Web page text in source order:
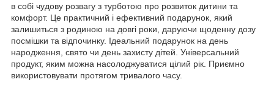
в собі чудову розвагу з турботою про розвиток дитини та
комфорт. Це практичний і ефективний подарунок, який
залишиться з родиною на довгі роки, даруючи щоденну дозу
посмішки та відпочинку. Ідеальний подарунок на день
народження, свято чи день захисту дітей. Універсальний
продукт, яким можна насолоджуватися цілий рік. Приємно
використовувати протягом тривалого часу.